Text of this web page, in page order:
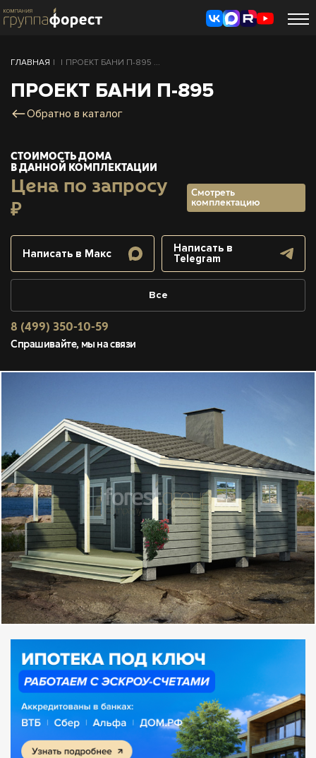
ГЛАВНАЯ | | ПРОЕКТ БАНИ П-895 ...
ПРОЕКТ БАНИ П-895
Обратно в каталог
СТОИМОСТЬ ДОМА
В ДАННОЙ КОМПЛЕКТАЦИИ
Цена по запросу
₽
Смотреть
комплектацию
Написать в Макс
Написать в
Telegram
Все
8 (499) 350-10-59
Спрашивайте, мы на связи